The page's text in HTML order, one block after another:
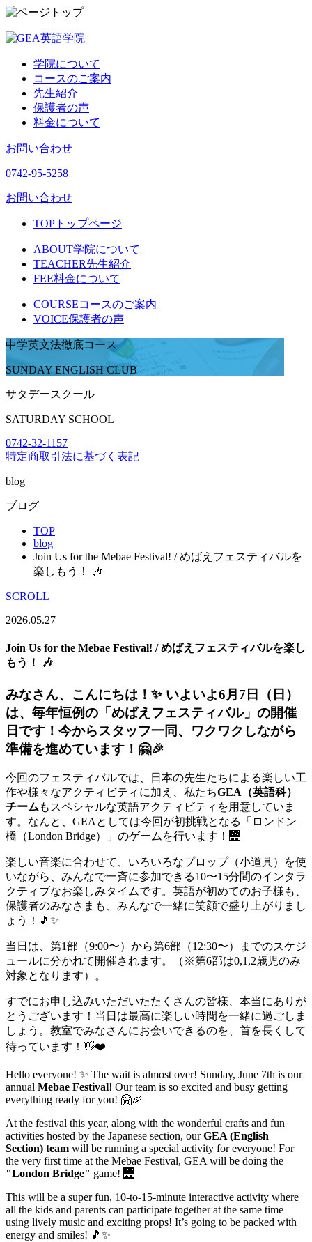
学院について
コースのご案内
先生紹介
保護者の声
料金について
お問い合わせ
0742-95-5258
お問い合わせ
TOP トップページ
ABOUT学院について
TEACHER先生紹介
FEE料金について
COURSEコースのご案内
VOICE保護者の声
中学英文法徹底コース
SUNDAY ENGLISH CLUB
サタデースクール
SATURDAY SCHOOL
0742-32-1157
特定商取引法に基づく表記
blog
ブログ
TOP
blog
Join Us for the Mebae Festival! / めばえフェスティバルを
楽しもう！ 🎶
SCROLL
2026.05.27
Join Us for the Mebae Festival! / めばえフェスティバルを楽し
もう！ 🎶
みなさん、こんにちは！✨ いよいよ6月7日（日）
は、毎年恒例の「めばえフェスティバル」の開催
日です！今からスタッフ一同、ワクワクしながら
準備を進めています！🤗🎉
今回のフェスティバルでは、日本の先生たちによる楽しい工
作や様々なアクティビティに加え、私たちGEA（英語科）
チーム もスペシャルな英語アクティビティを用意していま
す。なんと、GEAとしては今回が初挑戦となる「ロンドン
橋（London Bridge）」のゲームを行います！🌉
楽しい音楽に合わせて、いろいろなプロップ（小道具）を使
いながら、みんなで一斉に参加できる10〜15分間のインタラ
クティブなお楽しみタイムです。英語が初めてのお子様も、
保護者のみなさまも、みんなで一緒に笑顔で盛り上がりまし
ょう！🎵✨
当日は、第1部（9:00〜）から第6部（12:30〜）までのスケジ
ュールに分かれて開催されます。（※第6部は0,1,2歳児のみ
対象となります）。
すでにお申し込みいただいたたくさんの皆様、本当にありが
とうございます！当日は最高に楽しい時間を一緒に過ごしま
しょう。教室でみなさんにお会いできるのを、首を長くして
待っています！👋❤️
Hello everyone! ✨ The wait is almost over! Sunday, June 7th is our
annual Mebae Festival! Our team is so excited and busy getting
everything ready for you! 🤗🎉
At the festival this year, along with the wonderful crafts and fun
activities hosted by the Japanese section, ourGEA (English
Section) team will be running a special activity for everyone! For
the very first time at the Mebae Festival, GEA will be doing the
"London Bridge" game! 🌉
This will be a super fun, 10-to-15-minute interactive activity where
all the kids and parents can participate together at the same time
using lively music and exciting props! It’s going to be packed with
energy and smiles! 🎵✨